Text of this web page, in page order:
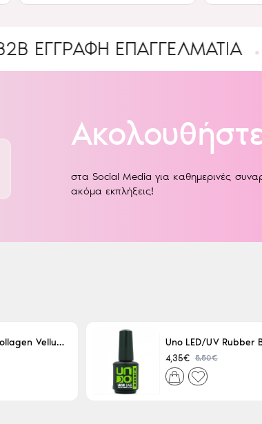
ΕΠΑΓΓΕΛΜΑΤΊΑ Ένας
στα Social Media για καθημερινές
ακόμα εκπλήξεις!
Karibelly Collagen Velluto Nero Leaving 250ml
4,35€ 5,50€